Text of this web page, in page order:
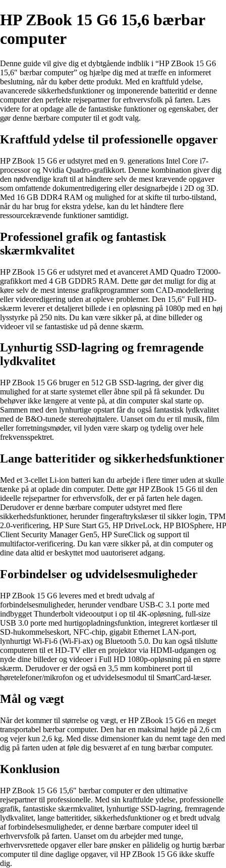
HP ZBook 15 G6 15,6 bærbar
computer
Denne guide vil give dig et dybtgående indblik i “HP ZBook 15 G6
15,6″ bærbar computer” og hjælpe dig med at træffe en informeret
beslutning, når du køber dette produkt. Med en kraftfuld ydelse,
avancerede sikkerhedsfunktioner og imponerende batteritid er denne
computer den perfekte rejsepartner for erhvervsfolk på farten. Læs
videre for at opdage alle de fantastiske funktioner og egenskaber, der
gør denne bærbare computer til et godt valg.
Kraftfuld ydelse til professionelle opgaver
HP ZBook 15 G6 er udstyret med en 9. generations Intel Core i7-
processor og Nvidia Quadro-grafikkort. Denne kombination giver dig
den nødvendige kraft til at håndtere selv de mest krævende opgaver
som omfattende dokumentredigering eller designarbejde i 2D og 3D.
Med 16 GB DDR4 RAM og mulighed for at skifte til turbo-tilstand,
når du har brug for ekstra ydelse, kan du let håndtere flere
ressourcekrævende funktioner samtidigt.
Professionel grafik og fantastisk
skærmkvalitet
HP ZBook 15 G6 er udstyret med et avanceret AMD Quadro T2000-
grafikkort med 4 GB GDDR5 RAM. Dette gør det muligt for dig at
køre selv de mest intense grafikprogrammer som CAD-modellering
eller videoredigering uden at opleve problemer. Den 15,6″ Full HD-
skærm leverer et detaljeret billede i en opløsning på 1080p med en høj
lysstyrke på 250 nits. Du kan være sikker på, at dine billeder og
videoer vil se fantastiske ud på denne skærm.
Lynhurtig SSD-lagring og fremragende
lydkvalitet
HP ZBook 15 G6 bruger en 512 GB SSD-lagring, der giver dig
mulighed for at starte systemet eller åbne spil på få sekunder. Du
behøver ikke længere at vente på, at din computer skal starte op.
Sammen med den lynhurtige opstart får du også fantastisk lydkvalitet
med de B&O-tunede stereohøjttalere. Uanset om du er til musik, film
eller forretningsmøder, vil lyden være skarp og tydelig over hele
frekvensspektret.
Lange batteritider og sikkerhedsfunktioner
Med et 3-cellet Li-ion batteri kan du arbejde i flere timer uden at skulle
tænke på at oplade din computer. Dette gør HP ZBook 15 G6 til den
ideelle rejsepartner for erhvervsfolk, der er på farten hele dagen.
Derudover er denne bærbare computer udstyret med flere
sikkerhedsfunktioner, herunder fingeraftrykslæser til sikker login, TPM
2.0-verificering, HP Sure Start G5, HP DriveLock, HP BIOSphere, HP
Client Security Manager Gen5, HP SureClick og support til
multifactor-verificering. Du kan være sikker på, at din computer og
dine data altid er beskyttet mod uautoriseret adgang.
Forbindelser og udvidelsesmuligheder
HP ZBook 15 G6 leveres med et bredt udvalg af
forbindelsesmuligheder, herunder vendbare USB-C 3.1 porte med
indbygget Thunderbolt videooutput i op til 4K-opløsning, full-size
USB 3.0 porte med hurtigopladningsfunktion, integreret kortlæser til
SD-hukommelseskort, NFC-chip, gigabit Ethernet LAN-port,
lynhurtigt Wi-Fi-6 (Wi-Fi-ax) og Bluetooth 5.0. Du kan også tilslutte
computeren til et HD-TV eller en projektor via HDMI-udgangen og
nyde dine billeder og videoer i Full HD 1080p-opløsning på en større
skærm. Derudover er der også en 3,5 mm kombineret port til
høretelefoner/mikrofon og et udvidelsesmodul til SmartCard-læser.
Mål og vægt
Når det kommer til størrelse og vægt, er HP ZBook 15 G6 en meget
transportabel bærbar computer. Den har en maksimal højde på 2,6 cm
og vejer kun 2,6 kg. Med disse dimensioner kan du nemt tage den med
dig på farten uden at føle dig besværet af en tung bærbar computer.
Konklusion
HP ZBook 15 G6 15,6″ bærbar computer er den ultimative
rejsepartner til professionelle. Med sin kraftfulde ydelse, professionelle
grafik, fantastiske skærmkvalitet, lynhurtige SSD-lagring, fremragende
lydkvalitet, lange batteritider, sikkerhedsfunktioner og et bredt udvalg
af forbindelsesmuligheder, er denne bærbare computer ideel til
erhvervsfolk på farten. Uanset om du arbejder med tunge,
erhvervsrettede opgaver eller bare ønsker en pålidelig og hurtig bærbar
computer til dine daglige opgaver, vil HP ZBook 15 G6 ikke skuffe
dig.